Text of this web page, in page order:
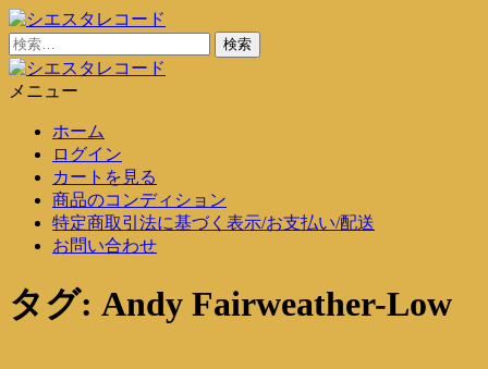
コ
ン
テ
ン
シエスタレコード
中古レコード通販
検
索:
メニュー
ホーム
ログイン
カートを見る
商品のコンディション
特定商取引法に基づく表示/お支払い/配送
お問い合わせ
タグ: Andy Fairweather-Low